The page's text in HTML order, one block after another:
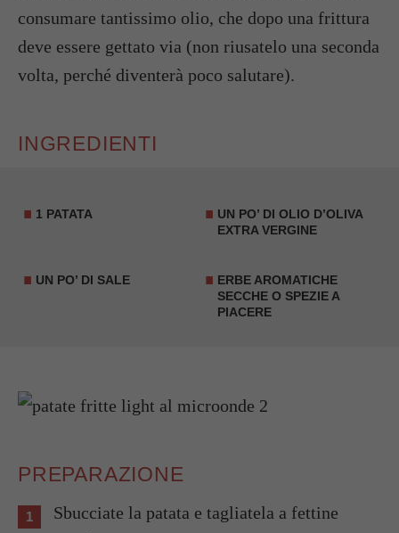
consumare tantissimo olio, che dopo una frittura
deve essere gettato via (non riusatelo una seconda
volta, perché diventerà poco salutare).
INGREDIENTI
1 PATATA
UN PO’ DI OLIO D’OLIVA
EXTRA VERGINE
UN PO’ DI SALE
ERBE AROMATICHE
SECCHE O SPEZIE A
PIACERE
PREPARAZIONE
Sbucciate la patata e tagliatela a fettine